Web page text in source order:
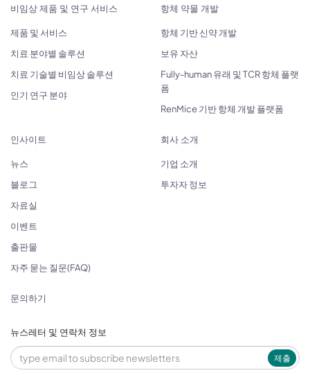
비임상 제품 및 연구 서비스
제품 및 서비스
치료 분야별 솔루션
치료 기술별 비임상 솔루션
인기 연구 분야
항체 약물 개발
항체 기반 신약 개발
보유 자산
Fully-human 유래 및 TCR 항체 플랫
폼
RenMice 기반 항체 개발 플랫폼
인사이트
뉴스
블로그
자료실
이벤트
출판물
자주 묻는 질문(FAQ)
회사 소개
기업 소개
투자자 정보
문의하기
뉴스레터 및 연락처 정보
제출